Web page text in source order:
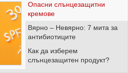
Опасни слънцезащитни
кремове
Вярно – Невярно: 7 мита за
антибиотиците
Как да изберем
слънцезащитен продукт?